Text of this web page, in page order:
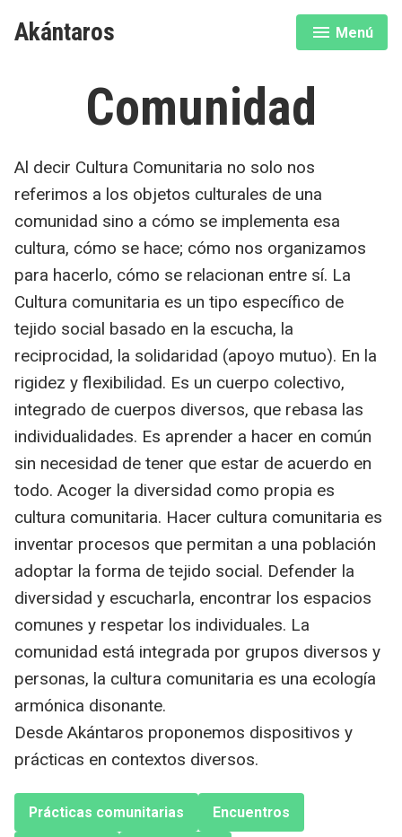
Akántaros Menú
expandido
cerrado
Comunidad
Al decir Cultura Comunitaria no solo nos
referimos a los objetos culturales de una
comunidad sino a cómo se implementa esa
cultura, cómo se hace; cómo nos organizamos
para hacerlo, cómo se relacionan entre sí. La
Cultura comunitaria es un tipo específico de
tejido social basado en la escucha, la
reciprocidad, la solidaridad (apoyo mutuo). En la
rigidez y flexibilidad. Es un cuerpo colectivo,
integrado de cuerpos diversos, que rebasa las
individualidades. Es aprender a hacer en común
sin necesidad de tener que estar de acuerdo en
todo. Acoger la diversidad como propia es
cultura comunitaria. Hacer cultura comunitaria es
inventar procesos que permitan a una población
adoptar la forma de tejido social. Defender la
diversidad y escucharla, encontrar los espacios
comunes y respetar los individuales. La
comunidad está integrada por grupos diversos y
personas, la cultura comunitaria es una ecología
armónica disonante.
Desde Akántaros proponemos dispositivos y
prácticas en contextos diversos.
Prácticas comunitarias Encuentros